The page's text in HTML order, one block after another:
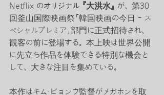
Netflix のオリジナル 『大洪水』 が、第30
回釜山国際映画祭「韓国映画の今日 – ス
ペシャルプレミア」部門に正式招待され、
観客の前に登場する。本上映は世界公開
に先立ち作品を体験できる特別な機会と
して、大きな注目を集めている。
本作はキム・ビョンウ監督がメガホンを取